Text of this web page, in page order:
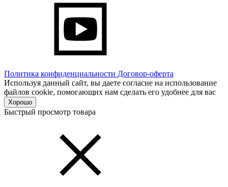
Политика конфиденциальности Договор-оферта
Используя данный сайт, вы даете согласие на использование
файлов cookie, помогающих нам сделать его удобнее для вас
Хорошо
Быстрый просмотр товара